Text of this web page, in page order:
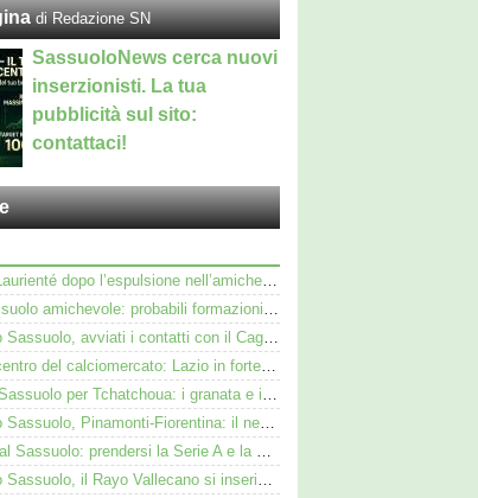
di Redazione SN
SassuoloNews cerca nuovi
inserzionisti. La tua
pubblicità sul sito:
contattaci!
Cosa rischia Laurienté dopo l’espulsione nell’amichevole Sassuolo-Celta Vigo
Augsburg Sassuolo amichevole: probabili formazioni e dove vederla in tv e streaming
Calciomercato Sassuolo, avviati i contatti con il Cagliari per Zappa
Pinamonti al centro del calciomercato: Lazio in forte pressing, Fiorentina osserva
Duello Torino-Sassuolo per Tchatchoua: i granata e i neroverdi valutano per l'ex Verona
Calciomercato Sassuolo, Pinamonti-Fiorentina: il neroverde alternativa a Pellegrino del Parma
Kieron Bowie al Sassuolo: prendersi la Serie A e la Scozia. Lui o Pinamonti: chi sarà titolare
Calciomercato Sassuolo, il Rayo Vallecano si inserisce per l'ex Torino Obrador